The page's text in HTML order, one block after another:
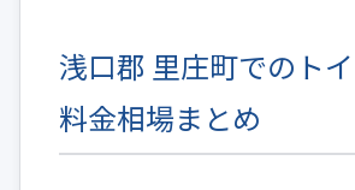
浅口郡 里庄町でのト
料金相場まとめ